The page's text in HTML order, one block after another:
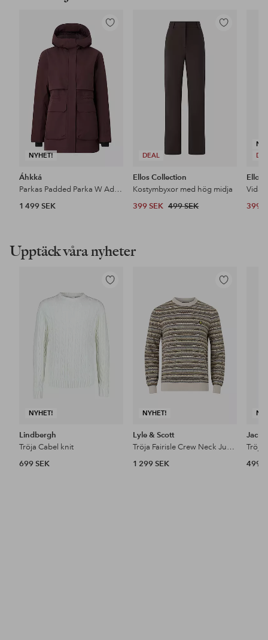
NYHET!
Lägg
favoriter
Áhkká
Parkas Padded Parka W Adjustable Waist
1 499 SEK
DEAL
Lägg
Ellos Collection
Kostymbyxor med hög midja
399 SEK 499 SEK
Ellos
399
Upptäck våra nyheter
NYHET!
Lägg
i
Lindbergh
Tröja Cabel knit
699 SEK
NYHET!
Lägg
i
favoriter
Lyle & Scott
Tröja Fairisle Crew Neck Jumper
1 299 SEK
Jack
499